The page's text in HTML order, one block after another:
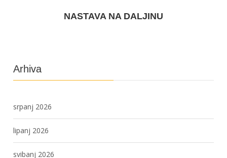
NASTAVA NA DALJINU
Arhiva
srpanj 2026
lipanj 2026
svibanj 2026